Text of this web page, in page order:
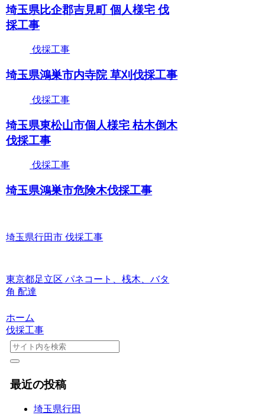
埼玉県比企郡吉見町 個人様宅 伐
採工事
伐採工事
埼玉県鴻巣市内寺院 草刈伐採工事
伐採工事
埼玉県東松山市個人様宅 枯木倒木
伐採工事
伐採工事
埼玉県鴻巣市危険木伐採工事
埼玉県行田市 伐採工事
東京都足立区 パネコート、桟木、バタ
角 配達
ホーム
伐採工事
最近の投稿
埼玉県行田